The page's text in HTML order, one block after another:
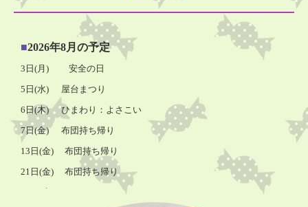
■2026年8月の予定
3日 (月 )
安全の日
5日 (水) 屋台まつり
6日(木) ひまわり ： よさこい
7日(金) 布団持ち帰り
13日 (金) 布団持ち帰り
21日 (金) 布団持ち帰り
ひまわり：よさこい